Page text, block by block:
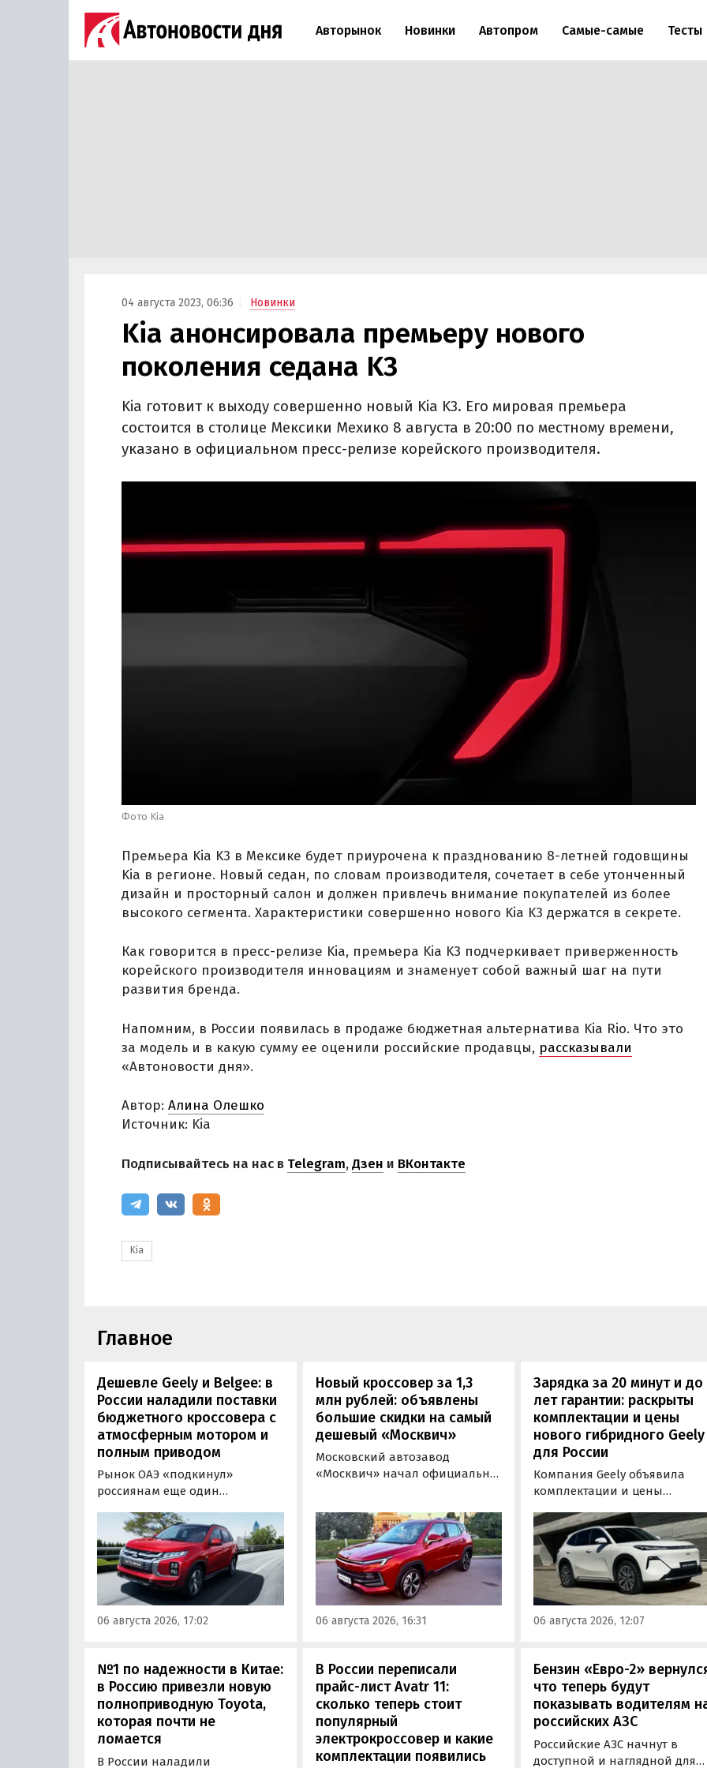
Авторынок Новинки Автопром Самые-самые Тесты
04 августа 2023, 06:36 Новинки
Kia анонсировала премьеру нового
поколения седана K3
Kia готовит к выходу совершенно новый Kia K3. Его мировая премьера
состоится в столице Мексики Мехико 8 августа в 20:00 по местному времени,
указано в официальном пресс-релизе корейского производителя.
Фото Kia
Премьера Kia K3 в Мексике будет приурочена к празднованию 8-летней годовщины
Kia в регионе. Новый седан, по словам производителя, сочетает в себе утонченный
дизайн и просторный салон и должен привлечь внимание покупателей из более
высокого сегмента. Характеристики совершенно нового Kia K3 держатся в секрете.
Как говорится в пресс-релизе Kia, премьера Kia K3 подчеркивает приверженность
корейского производителя инновациям и знаменует собой важный шаг на пути
развития бренда.
Напомним, в России появилась в продаже бюджетная альтернатива Kia Rio. Что это
за модель и в какую сумму ее оценили российские продавцы, рассказывали
«Автоновости дня».
Автор: Алина Олешко
Источник: Kia
Подписывайтесь на нас в Telegram,Дзен и ВКонтакте
Kia
Главное
Дешевле Geely и Belgee: в
России наладили поставки
бюджетного кроссовера с
атмосферным мотором и
полным приводом
Рынок ОАЭ «подкинул»
россиянам еще один
продавался в России
официально. Речь о Mitsubishi
ASX: у дилеров в Эмиратах он
стоит примерно от 1 600 000
рублей по текущему курсу, а у
нас с учетом всех расходов
цены на него стартуют от 2 251
06 августа 2026, 17:02
Новый кроссовер за 1,3
млн рублей: объявлены
большие скидки на самый
дешевый «Москвич»
Московский автозавод
«Москвич» начал официально
прямой выгодой в размере 360
тыс. рублей. Получить такую
скидку можно при покупке
нового автомобиля 2025 или
2026 года выпуска в период с 4
по 31 августа, сообщили в
пресс-службе компании.
06 августа 2026, 16:31
Зарядка за 20 минут и
лет гарантии: раскрыты
комплектации и цены
нового гибридного Geely
для России
Компания Geely объявила
комплектации и цены
новой версии EM-R с
установкой
типа. Автомобиль оснащен
инновационной системой
названием Electric Motor
Extended Range (EM-R) и
заряжаться от 30 до 80%
06 августа 2026, 12:07
№1 по надежности в Китае:
в Россию привезли новую
полноприводную Toyota,
которая почти не
ломается
В России наладили
В России переписали
прайс-лист Avatr 11:
сколько теперь стоит
популярный
электрокроссовер и какие
комплектации появились
Бензин «Евро-2»
что теперь будут
показывать водителям
российских АЗС
Российские АЗС начнут в
доступной и наглядной для